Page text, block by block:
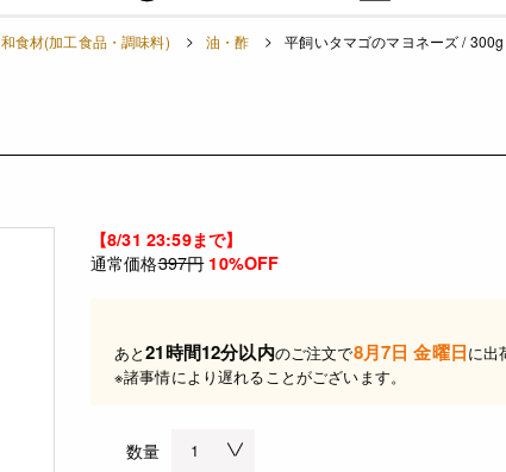
和食材(加工食品・調味料) 油・酢 平飼いタマゴのマヨネーズ / 300g
【8/31 23:59まで】
通常価格397円 10%OFF
あと21時間12分以内のご注文で8月7日 金曜日に出
※諸事情により遅れることがございます。
数量